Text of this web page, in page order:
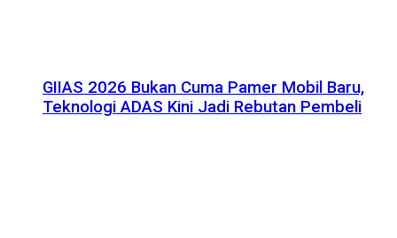
GIIAS 2026 Bukan Cuma Pamer Mobil Baru,
Teknologi ADAS Kini Jadi Rebutan Pembeli